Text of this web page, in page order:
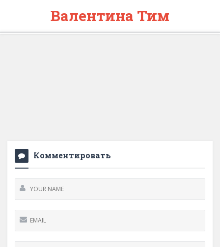
Валентина Тим
Комментировать